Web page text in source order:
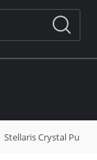
Stellaris Crystal Pure/